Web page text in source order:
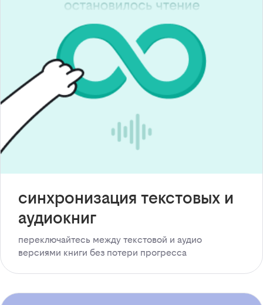
синхронизация текстовых и
аудиокниг
переключайтесь между текстовой и аудио
версиями книги без потери прогресса